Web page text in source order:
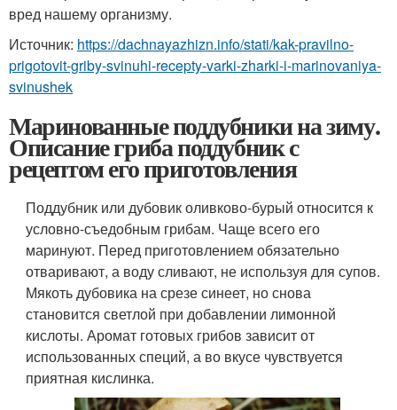
вред нашему организму.
Источник: https://dachnayazhizn.info/stati/kak-pravilno-
prigotovit-griby-svinuhi-recepty-varki-zharki-i-marinovaniya-
svinushek
Маринованные поддубники на зиму.
Описание гриба поддубник с
рецептом его приготовления
Поддубник или дубовик оливково-бурый относится к
условно-съедобным грибам. Чаще всего его
маринуют. Перед приготовлением обязательно
отваривают, а воду сливают, не используя для супов.
Мякоть дубовика на срезе синеет, но снова
становится светлой при добавлении лимонной
кислоты. Аромат готовых грибов зависит от
использованных специй, а во вкусе чувствуется
приятная кислинка.